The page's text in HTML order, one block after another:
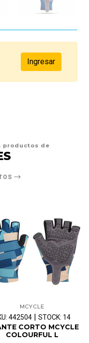
Ingresar
productos de
MCYCLE
442504 STOCK: 14
CORTO MCYCLE
COLOURFUL L